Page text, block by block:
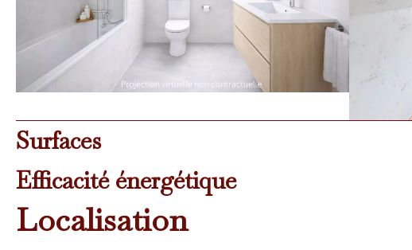
Surfaces
Efficacité énergétique
Localisation